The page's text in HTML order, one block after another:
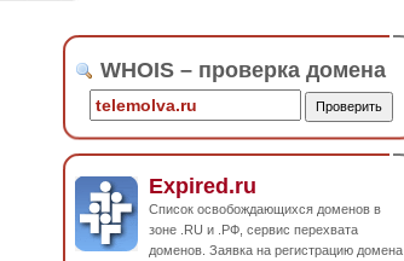
WHOIS – проверка домена
Expired.ru
Список освобождающихся доменов в
зоне .RU и .РФ, сервис перехвата
доменов. Заявка на регистрацию домена